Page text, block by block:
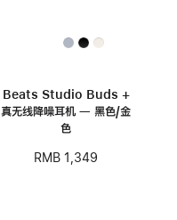
Beats Studio Buds +
真无线降噪耳机 — 黑色/金
色
RMB 1,349